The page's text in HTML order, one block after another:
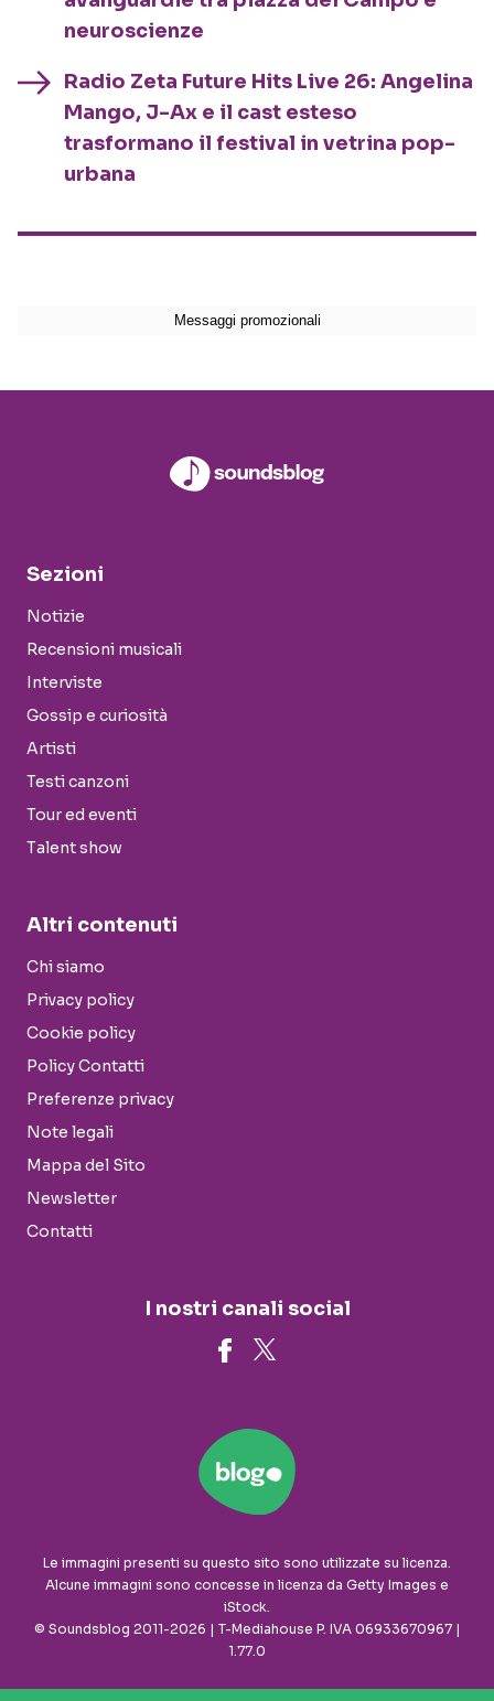
neuroscienze
Radio Zeta Future Hits Live 26: Angelina
Mango, J-Ax e il cast esteso
trasformano il festival in vetrina pop-
urbana
Sezioni
Notizie
Recensioni musicali
Interviste
Gossip e curiosità
Artisti
Testi canzoni
Tour ed eventi
Talent show
Altri contenuti
Chi siamo
Privacy policy
Cookie policy
Policy Contatti
Preferenze privacy
Note legali
Mappa del Sito
Newsletter
Contatti
I nostri canali social
Le immagini presenti su questo sito sono utilizzate su licenza.
Alcune immagini sono concesse in licenza da Getty Images e
iStock.
© Soundsblog 2011-2026 | T-Mediahouse P. IVA 06933670967 |
1.77.0